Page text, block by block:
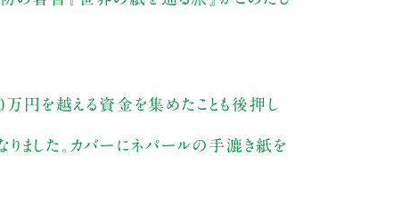
万円を越える資金を集めたことも後押し
ました。カバーにネパールの手漉き紙を